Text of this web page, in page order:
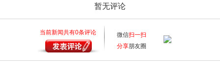
暂无评论
当前新闻共有0条评论 微信扫一扫
分享朋友圈